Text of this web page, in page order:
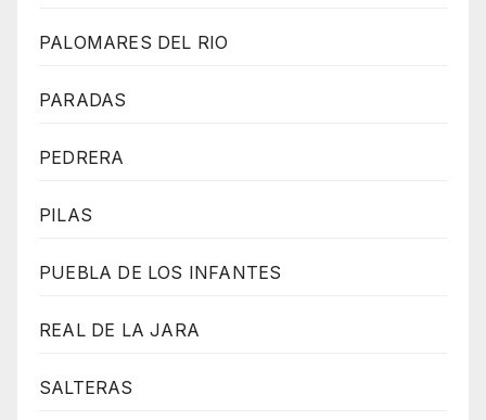
PALOMARES DEL RIO
PARADAS
PEDRERA
PILAS
PUEBLA DE LOS INFANTES
REAL DE LA JARA
SALTERAS